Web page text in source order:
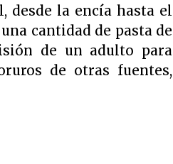
desde la encía hasta el
cantidad de pasta de
de un adulto para
de otras fuentes,